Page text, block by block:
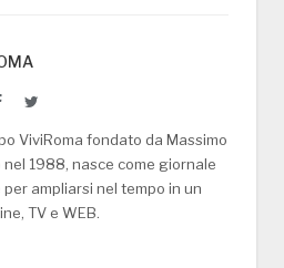
FacebookTwitter
ViviRoma fondato da Massimo
nel 1988, nasce come giornale
per ampliarsi nel tempo in un
TV e WEB.